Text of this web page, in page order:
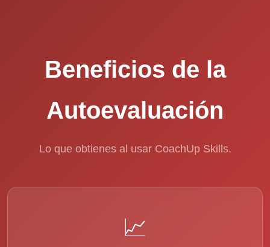
Beneficios de la
Autoevaluación
Lo que obtienes al usar CoachUp Skills.
📈